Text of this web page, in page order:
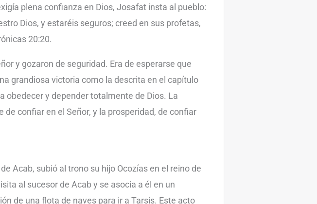
plena confianza en Dios, Josafat insta al pueblo:
Dios, y estaréis seguros; creed en sus profetas,
20:20.
y gozaron de seguridad. Era de esperarse que
grandiosa victoria como la descrita en el capítulo
obedecer y depender totalmente de Dios. La
de confiar en el Señor, y la prosperidad, de confiar
Acab, subió al trono su hijo Ocozías en el reino de
al sucesor de Acab y se asocia a él en un
de una flota de naves para ir a Tarsis. Este acto